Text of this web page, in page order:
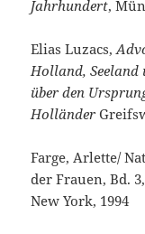
Jahrhundert,
Elias Luzacs,
Holland,
über den
Holländer
Farge, Arlette/
der Frauen, Bd.
New York, 1994